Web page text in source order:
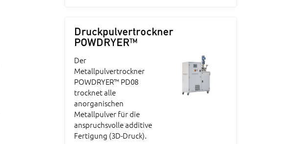
Druckpulvertrockner
POWDRYER™
Der
Metallpulvertrockner
POWDRYER™ PD08
trocknet alle
anorganischen
Metallpulver für die
anspruchsvolle additive
Fertigung (3D-Druck).